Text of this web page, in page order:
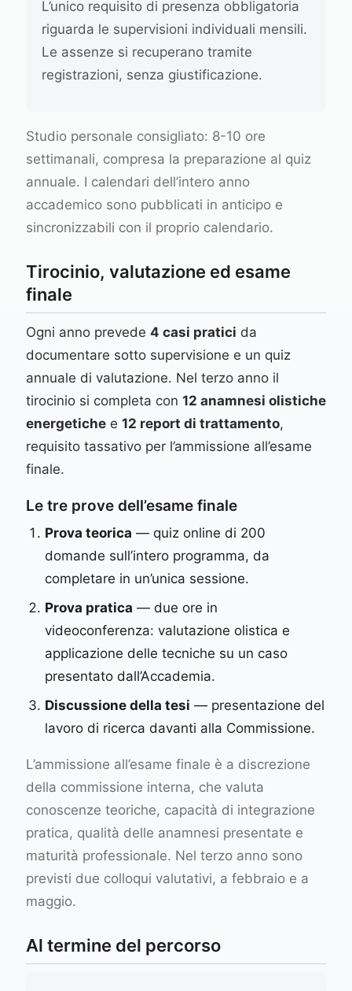
L’unico requisito di presenza obbligatoria
riguarda le supervisioni individuali mensili.
Le assenze si recuperano tramite
registrazioni, senza giustificazione.
Studio personale consigliato: 8-10 ore
settimanali, compresa la preparazione al quiz
annuale. I calendari dell’intero anno
accademico sono pubblicati in anticipo e
sincronizzabili con il proprio calendario.
Tirocinio, valutazione ed esame
finale
Ogni anno prevede 4 casi pratici da
documentare sotto supervisione e un quiz
annuale di valutazione. Nel terzo anno il
tirocinio si completa con 12 anamnesi olistiche
energetiche e 12 report di trattamento,
requisito tassativo per l’ammissione all’esame
finale.
Le tre prove dell’esame finale
Prova teorica — quiz online di 200
domande sull’intero programma, da
completare in un’unica sessione.
Prova pratica — due ore in
videoconferenza: valutazione olistica e
applicazione delle tecniche su un caso
presentato dall’Accademia.
Discussione della tesi — presentazione del
lavoro di ricerca davanti alla Commissione.
L’ammissione all’esame finale è a discrezione
della commissione interna, che valuta
conoscenze teoriche, capacità di integrazione
pratica, qualità delle anamnesi presentate e
maturità professionale. Nel terzo anno sono
previsti due colloqui valutativi, a febbraio e a
maggio.
Al termine del percorso